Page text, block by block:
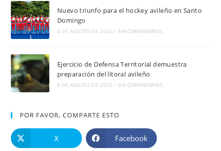
Nuevo triunfo para el hockey avileño en Santo
Domingo
6 DE AGOSTO DE 2026 / SIN COMENTARIOS
Ejercicio de Defensa Territorial demuestra
preparación del litoral avileño
6 DE AGOSTO DE 2026 / SIN COMENTARIOS
POR FAVOR, COMPARTE ESTO
X Facebook